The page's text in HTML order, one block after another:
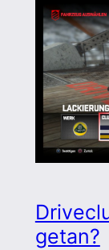
getan?